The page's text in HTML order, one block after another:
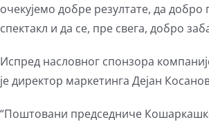
очекујемо добре резултате, да
спектакл и да се, пре свега, добро
Испред насловног спонзора
је директор маркетинга Дејан
“Поштовани председниче